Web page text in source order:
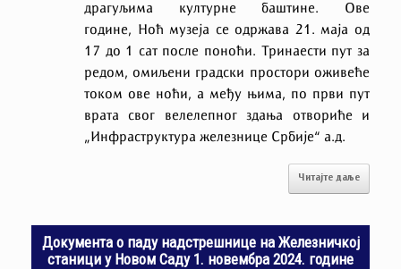
драгуљима културне баштине. Ове
године, Ноћ музеја се одржава 21. маја од
17 до 1 сат после поноћи. Тринаести пут за
редом, омиљени градски простори оживеће
током ове ноћи, а међу њима, по први пут
врата свог велелепног здања отвориће и
„Инфраструктура железнице Србије“ а.д.
Читајте даље
Документа о паду надстрешнице на Железничкој
станици у Новом Саду 1. новембра 2024. године